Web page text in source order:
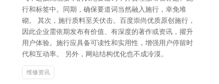
行和标签中。同期，确保要道词当然融入施行，幸免堆
砌。 其次，施行质料至关伏击。百度崇尚优质原创施行，
因此企业需依期发布有价值、有深度的著作或资讯，擢升
用户体验。施行应具备可读性和实用性，增强用户停留时
代和互动率。 另外，网站结构优化也不成冷漠。
维修资讯